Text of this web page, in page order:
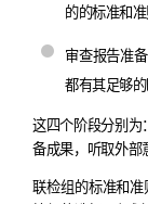
的的标准和准
审查报告准
都有其足够的
这四个阶段分别为：
备成果，听取外部
联检组的标准和准